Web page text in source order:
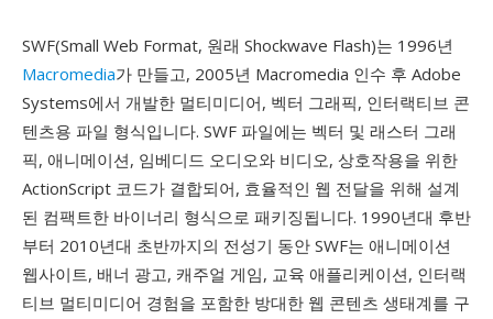
SWF(Small Web Format, 원래 Shockwave Flash)는 1996년
Macromedia가 만들고, 2005년 Macromedia 인수 후 Adobe
Systems에서 개발한 멀티미디어, 벡터 그래픽, 인터랙티브 콘
텐츠용 파일 형식입니다. SWF 파일에는 벡터 및 래스터 그래
픽, 애니메이션, 임베디드 오디오와 비디오, 상호작용을 위한
ActionScript 코드가 결합되어, 효율적인 웹 전달을 위해 설계
된 컴팩트한 바이너리 형식으로 패키징됩니다. 1990년대 후반
부터 2010년대 초반까지의 전성기 동안 SWF는 애니메이션
웹사이트, 배너 광고, 캐주얼 게임, 교육 애플리케이션, 인터랙
티브 멀티미디어 경험을 포함한 방대한 웹 콘텐츠 생태계를 구